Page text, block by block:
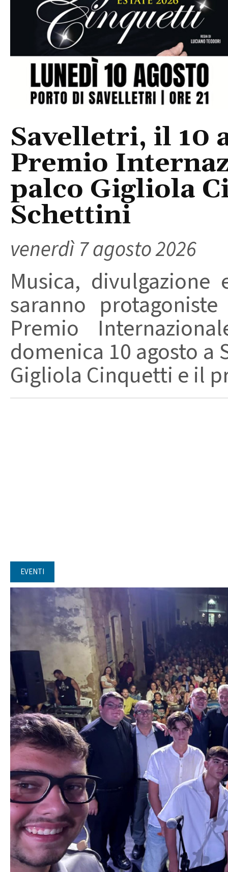
Savelletri, il 10
Premio
palco Gigliola
Schettini
venerdì 7 agosto 2026
Musica,
saranno
Premio
domenica 10 agosto
Gigliola Cinquetti e il
EVENTI